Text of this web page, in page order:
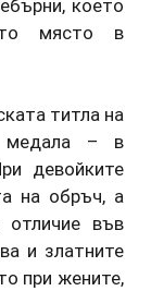
което
място в
титла на
медала – в
девойките
на обръч, а
във
и златните
при жените,